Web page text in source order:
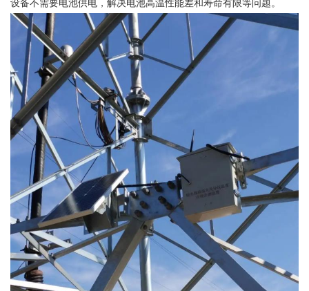
设备不需要电池供电，解决电池高温性能差和寿命有限等问题。